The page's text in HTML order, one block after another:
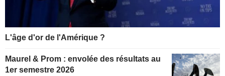
L'âge d'or de l'Amérique ?
Maurel & Prom : envolée des résultats au
1er semestre 2026